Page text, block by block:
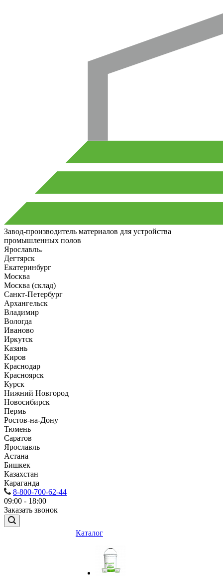
Завод-производитель материалов для устройства
промышленных полов
Ярославль
Дегтярск
Екатеринбург
Москва
Москва (склад)
Санкт-Петербург
Архангельск
Владимир
Вологда
Иваново
Иркутск
Казань
Киров
Краснодар
Красноярск
Курск
Нижний Новгород
Новосибирск
Пермь
Ростов-на-Дону
Тюмень
Саратов
Ярославль
Астана
Бишкек
Казахстан
Караганда
8-800-700-62-44
09:00 - 18:00
Заказать звонок
Каталог